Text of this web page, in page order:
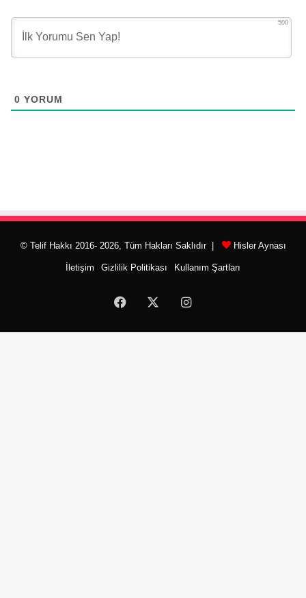
500
0 YORUM
© Telif Hakkı 2016- 2026, Tüm Hakları Saklıdır | Hisler Aynası
İletişim Gizlilik Politikası Kullanım Şartları
Facebook Instagram